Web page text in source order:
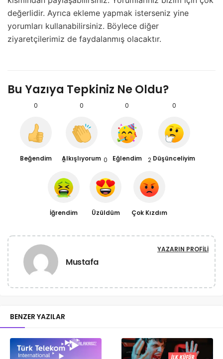
değerlidir. Ayrıca ekleme yapmak isterseniz yine
yorumları kullanabilirsiniz. Böylece diğer
ziyaretçilerimiz de faydalanmış olacaktır.
Bu Yazıya Tepkiniz Ne Oldu?
0
Beğendim
0
Alkışlıyorum
0
Eğlendim
0
Düşünceliyim
2
İğrendim
0
Üzüldüm
2
Çok Kızdım
Mustafa
YAZARIN PROFILI
BENZER YAZILAR